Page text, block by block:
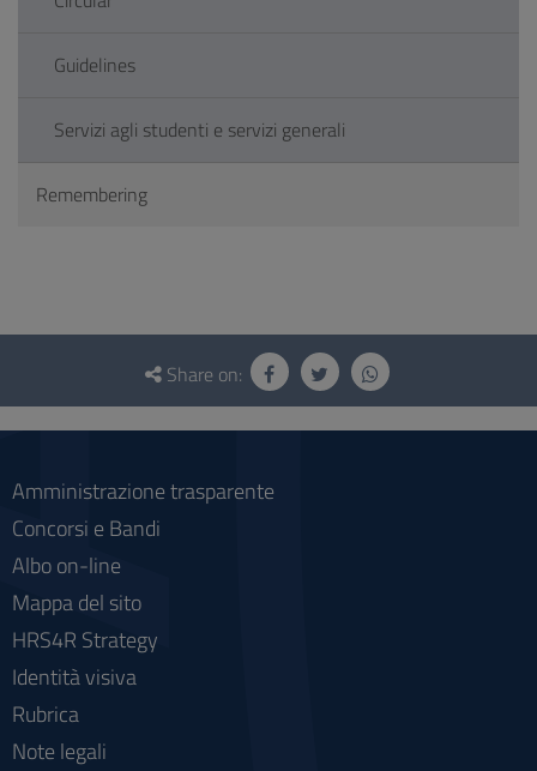
Guidelines
Servizi agli studenti e servizi generali
Remembering
Questionnaire
social
Share on:
Amministrazione trasparente
Concorsi e Bandi
Albo on-line
Mappa del sito
HRS4R Strategy
Identità visiva
Rubrica
Note legali